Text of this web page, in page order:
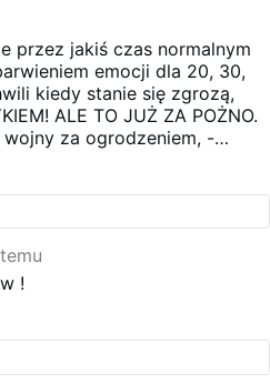
przez jakiś czas normalnym
emocji dla 20, 30,
kiedy stanie się zgrozą,
ALE TO JUŻ ZA POŻNO.
wojny za ogrodzeniem, -
!